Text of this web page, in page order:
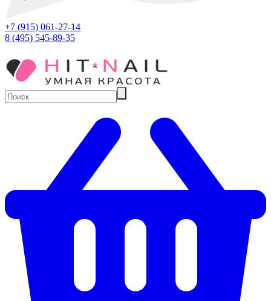
+7 (915) 061-27-14
8 (495) 545-89-35